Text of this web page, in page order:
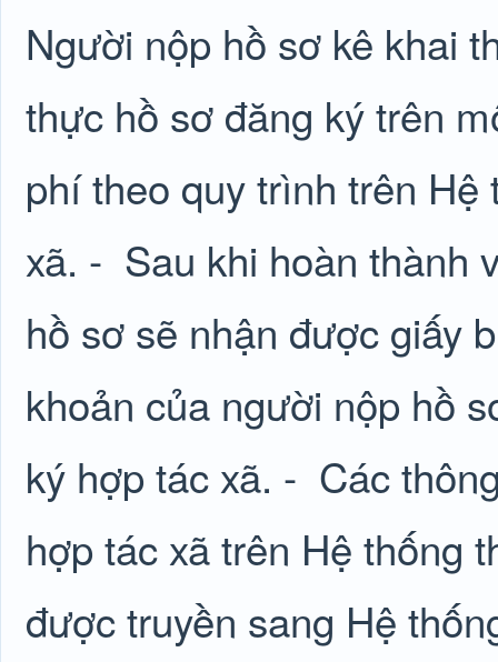
Người nộp hồ sơ kê khai
thực hồ sơ đăng ký trên
phí theo quy trình trên
xã. - Sau khi hoàn thành
hồ sơ sẽ nhận được giấy
khoản của người nộp hồ
ký hợp tác xã. - Các
hợp tác xã trên Hệ thống
được truyền sang Hệ